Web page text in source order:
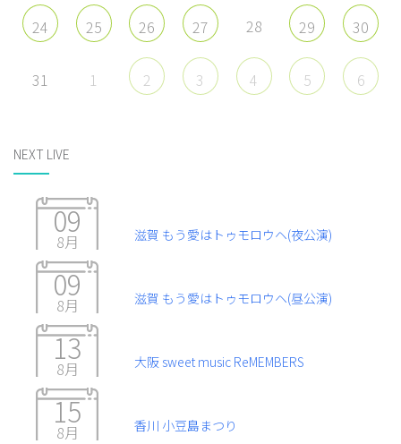
24 25 26 27 28 29 30
31 1 2 3 4 5 6
NEXT LIVE
09
8月 滋賀 もう愛はトゥモロウヘ(夜公演)
09
8月 滋賀 もう愛はトゥモロウヘ(昼公演)
13
8月 大阪 sweet music ReMEMBERS
15
8月 香川 小豆島まつり